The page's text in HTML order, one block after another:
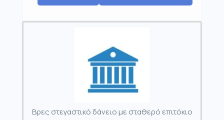
Βρες στεγαστικό δάνειο με σταθερό επιτόκιο